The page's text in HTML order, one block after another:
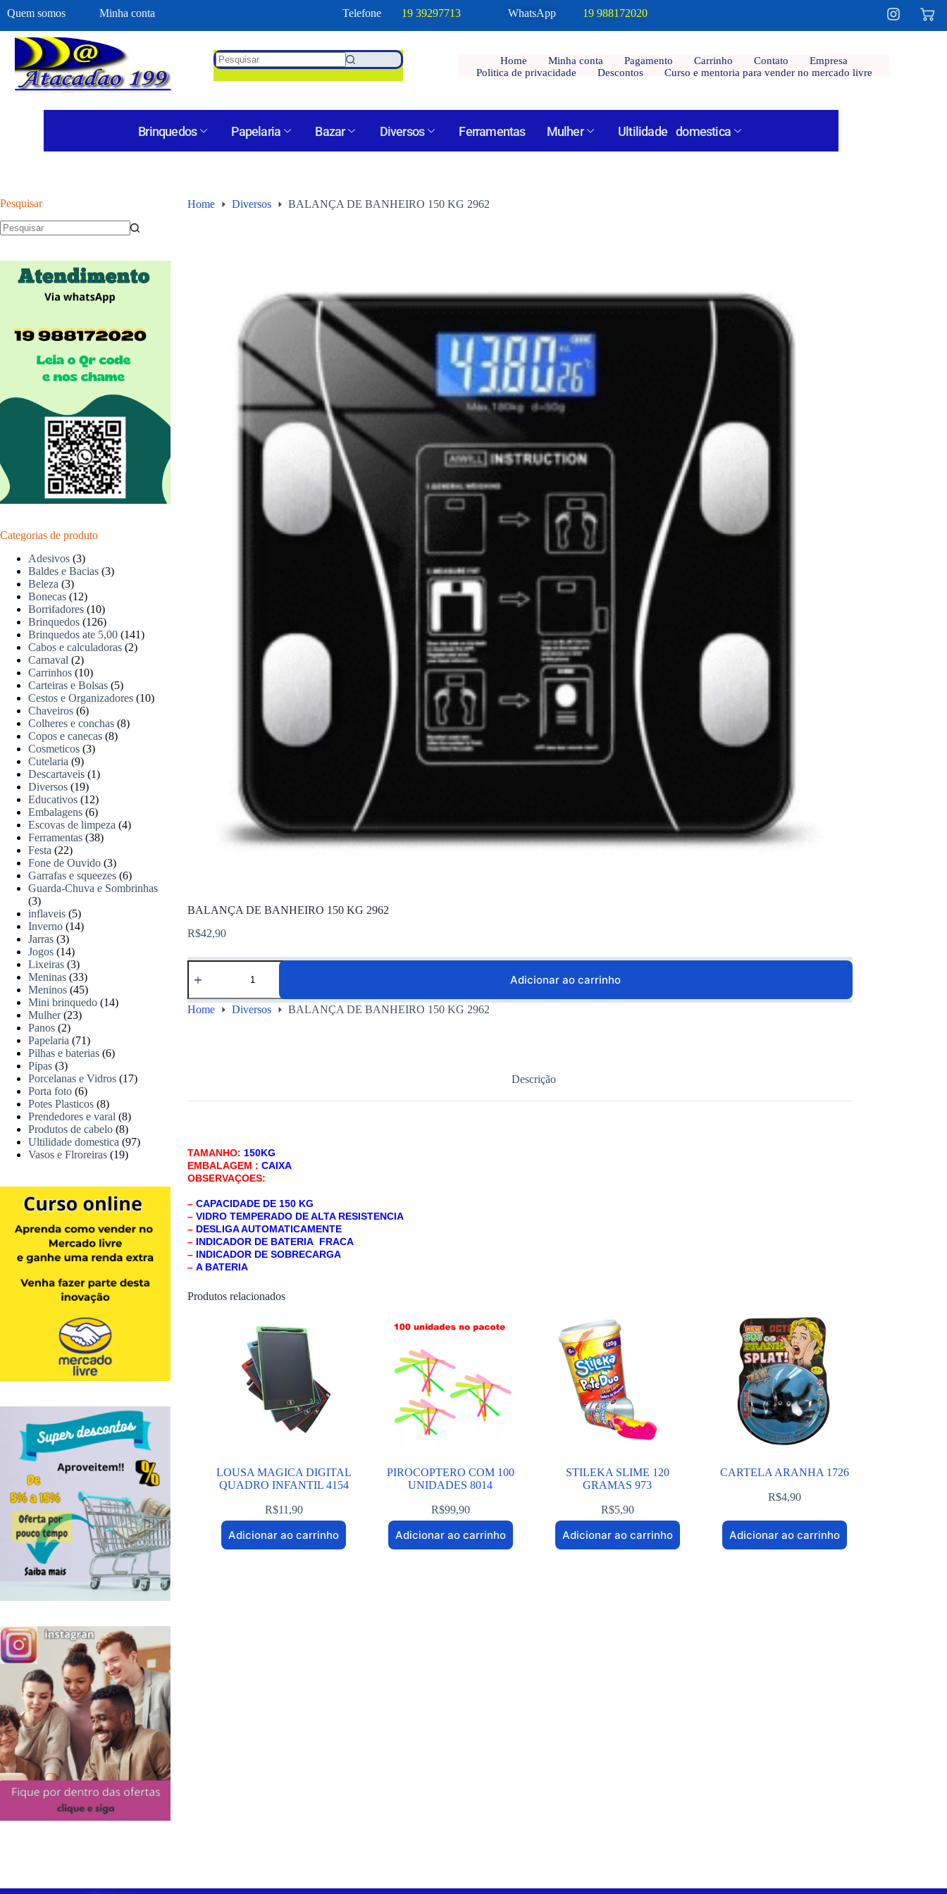
Quem somos Minha conta Telefone 19 39297713 WhatsApp 19 988172020
Home Minha conta Pagamento Carrinho Contato
Empresa
Politica de privacidade
Descontos Curso e mentoria para vender no mercado livre
Brinquedos Papelaria Bazar Diversos Ferramentas Mulher Ultilidade domestica
Home Diversos BALANÇA DE BANHEIRO 150 KG 2962
BALANÇA DE BANHEIRO 150 KG 2962
R$42,90
Adicionar ao carrinho
Home Diversos BALANÇA DE BANHEIRO 150 KG 2962
Descrição
TAMANHO: 150KG
EMBALAGEM :CAIXA
OBSERVAÇOES:
–CAPACIDADE DE 150 KG
–VIDRO TEMPERADO DE ALTA RESISTENCIA
– DESLIGA AUTOMATICAMENTE
– INDICADOR DE BATERIA FRACA
– INDICADOR DE SOBRECARGA
–A BATERIA
Produtos relacionados
LOUSA MAGICA DIGITAL
QUADRO INFANTIL 4154
R$11,90
Adicionar ao carrinho
PIROCOPTERO COM 100
UNIDADES 8014
R$99,90
Adicionar ao carrinho
STILEKA SLIME 120
GRAMAS 973
R$5,90
Adicionar ao carrinho
CARTELA ARANHA 1726
R$4,90
Adicionar ao carrinho
Pesquisar
Categorias de produto
Adesivos (3)
Baldes e Bacias (3)
Beleza (3)
Bonecas (12)
Borrifadores (10)
Brinquedos (126)
Brinquedos ate 5,00 (141)
Cabos e calculadoras (2)
Carnaval (2)
Carrinhos (10)
Carteiras e Bolsas (5)
Cestos e Organizadores (10)
Chaveiros (6)
Colheres e conchas (8)
Copos e canecas (8)
Cosmeticos (3)
Cutelaria (9)
Descartaveis (1)
Diversos (19)
Educativos (12)
Embalagens (6)
Escovas de limpeza (4)
Ferramentas (38)
Festa (22)
Fone de Ouvido (3)
Garrafas e squeezes (6)
Guarda-Chuva e Sombrinhas
(3)
inflaveis (5)
Inverno (14)
Jarras (3)
Jogos (14)
Lixeiras (3)
Meninas (33)
Meninos (45)
Mini brinquedo (14)
Mulher (23)
Panos (2)
Papelaria (71)
Pilhas e baterias (6)
Pipas (3)
Porcelanas e Vidros (17)
Porta foto (6)
Potes Plasticos (8)
Prendedores e varal (8)
Produtos de cabelo (8)
Ultilidade domestica (97)
Vasos e Flroreiras (19)